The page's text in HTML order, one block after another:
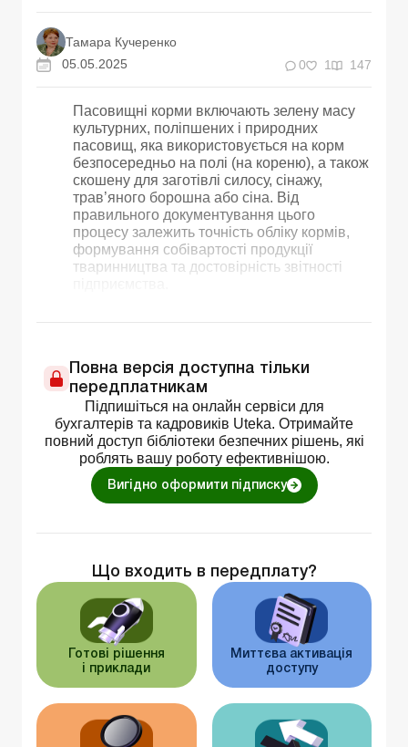
Тамара Кучеренко
05.05.2025
0 1 147
Пасовищні корми включають зелену масу
культурних, поліпшених і природних
пасовищ, яка використовується на корм
безпосередньо на полі (на кореню), а також
скошену для заготівлі силосу, сінажу,
трав’яного борошна або сіна. Від
правильного документування цього
процесу залежить точність обліку кормів,
формування собівартості продукції
тваринництва та достовірність звітності
Повна версія доступна тільки
передплатникам
Підпишіться на онлайн сервіси для
бухгалтерів та кадровиків Uteka. Отримайте
повний доступ бібліотеки безпечних рішень, які
роблять вашу роботу ефективнішою.
Вигідно оформити підписку
Що входить в передплату?
Готові рішення
і приклади
Миттєва активація
доступу